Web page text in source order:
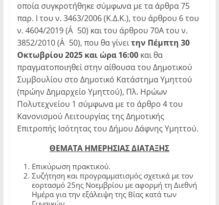
οποία συγκροτήθηκε σύμφωνα με τα άρθρα 75
παρ. Ι του ν. 3463/2006 (Κ.Δ.Κ.), του άρθρου 6 του
ν. 4604/2019 (Α΄50) και του άρθρου 70Α του ν.
3852/2010 (Α΄50), που θα γίνειτην Πέμπτη 30
Οκτωβρίου 2025 και ώρα 16:00και θα
πραγματοποιηθεί στην αίθουσα του Δημοτικού
Συμβουλίου στο Δημοτικό Κατάστημα Υμηττού
(πρώην Δημαρχείο Υμηττού), Πλ. Ηρώων
Πολυτεχνείου 1 σύμφωνα με το άρθρο 4 του
Κανονισμού Λειτουργίας της Δημοτικής
Επιτροπής Ισότητας του Δήμου Δάφνης Υμηττού.
ΘΕΜΑΤΑ ΗΜΕΡΗΣΙΑΣ ΔΙΑΤΑΞΗΣ
Επικύρωση πρακτικού.
Συζήτηση και προγραμματισμός σχετικά με τον
εορτασμό 25ης Νοεμβρίου με αφορμή τη Διεθνή
Ημέρα για την εξάλειψη της Βίας κατά των